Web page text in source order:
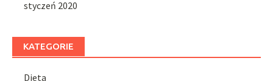
styczeń 2020
KATEGORIE
Dieta